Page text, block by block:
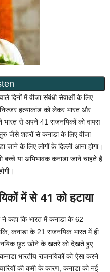
दिनों में वीजा संबंधी सेवाओं के लिए
हत्याकांड को लेकर भारत और
से अपने 41 राजनयिकों को वापस
जैसे शहरों से कनाडा के लिए वीजा
जाने के लिए लोगों के दिल्ली आना होगा।
या अभिभावक कनाडा जाने चाहते है
में से 41 को हटाया
ने कहा कि भारत में कनाडा के 62
कनाडा के 21 राजनयिक भारत में ही
छूट खोने के खतरे को देखते हुए
भारतीय राजनयिकों को ऐसा करने
की कमी के कारण, कनाडा को नई